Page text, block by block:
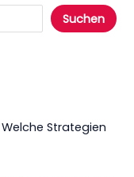
Suchen
Strategien